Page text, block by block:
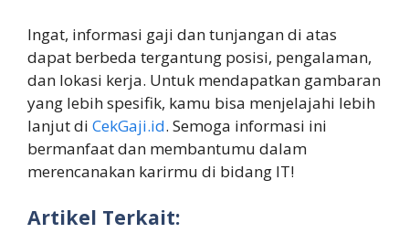
Ingat, informasi gaji dan tunjangan di atas
dapat berbeda tergantung posisi, pengalaman,
dan lokasi kerja. Untuk mendapatkan gambaran
yang lebih spesifik, kamu bisa menjelajahi lebih
lanjut di CekGaji.id. Semoga informasi ini
bermanfaat dan membantumu dalam
merencanakan karirmu di bidang IT!
Artikel Terkait: